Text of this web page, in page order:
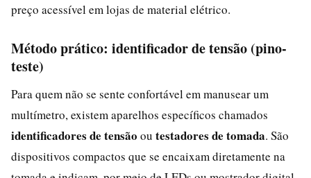
preço acessível em lojas de material elétrico.
Método prático: identificador de tensão (pino-
teste)
Para quem não se sente confortável em manusear um
multímetro, existem aparelhos específicos chamados
identificadores de tensão ou testadores de tomada. São
dispositivos compactos que se encaixam diretamente na